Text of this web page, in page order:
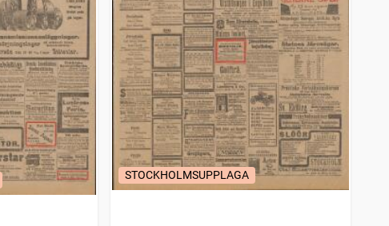
STOCKHOLMSUPPLAGA